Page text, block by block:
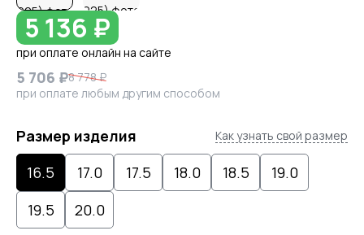
5 136 ₽
при оплате онлайн на сайте
5 706 ₽8 778 ₽
при оплате любым другим способом
Размер изделия Как узнать свой размер
16.5 17.0 17.5 18.0 18.5
19.0
19.5
20.0